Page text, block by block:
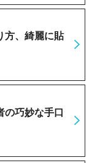
方、綺麗に貼
の巧妙な手口